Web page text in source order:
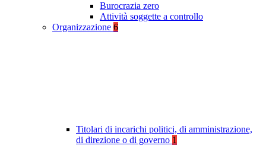
Burocrazia zero
Attività soggette a controllo
Organizzazione 6
Titolari di incarichi politici, di amministrazione,
di direzione o di governo 1